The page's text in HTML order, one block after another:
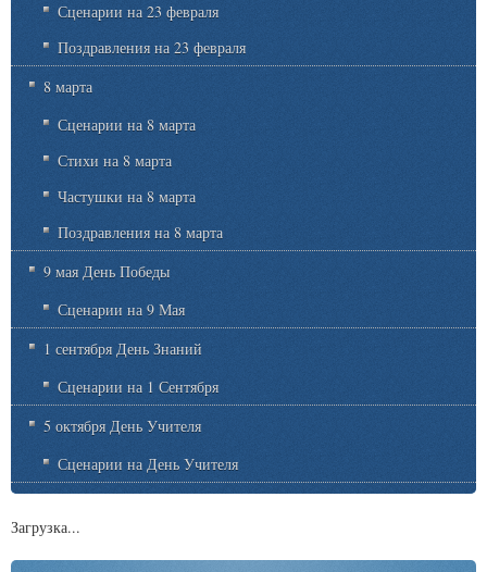
Сценарии на 23 февраля
Поздравления на 23 февраля
8 марта
Сценарии на 8 марта
Стихи на 8 марта
Частушки на 8 марта
Поздравления на 8 марта
9 мая День Победы
Сценарии на 9 Мая
1 сентября День Знаний
Сценарии на 1 Сентября
5 октября День Учителя
Сценарии на День Учителя
Загрузка...